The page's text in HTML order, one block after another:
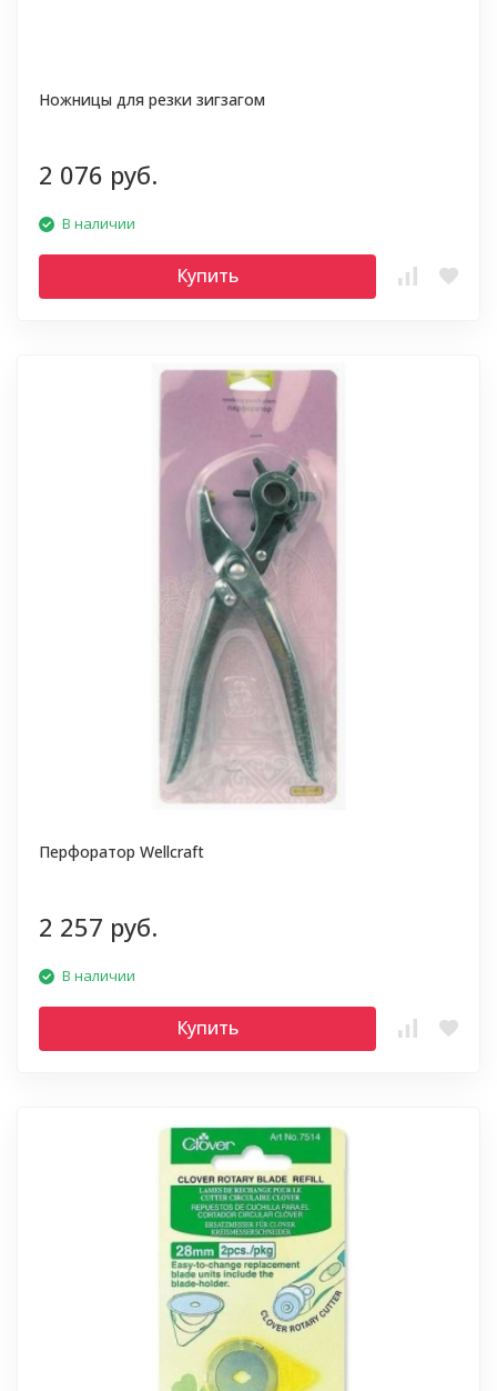
Ножницы для резки зигзагом
2 076 руб.
В наличии
Купить
Перфоратор Wellcraft
2 257 руб.
В наличии
Купить